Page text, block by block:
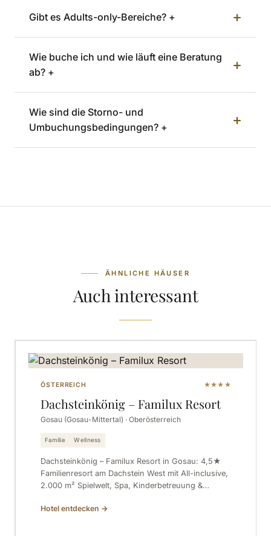
Gibt es Adults-only-Bereiche? + +
Wie buche ich und wie läuft eine Beratung
ab? +
+
Wie sind die Storno- und
Umbuchungsbedingungen? +
+
ÄHNLICHE HÄUSER
Auch interessant
ÖSTERREICH ★★★★
Dachsteinkönig – Familux Resort
Gosau (Gosau-Mittertal) · Oberösterreich
Familie Wellness
Dachsteinkönig – Familux Resort in Gosau: 4,5★
Familienresort am Dachstein West mit All-inclusive,
2.000 m² Spielwelt, Spa, Kinderbetreuung &…
Hotel entdecken →